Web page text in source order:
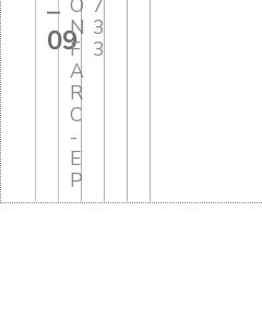
–
09
Ó
N
F
A
R
C
-
E
P
7
3
3